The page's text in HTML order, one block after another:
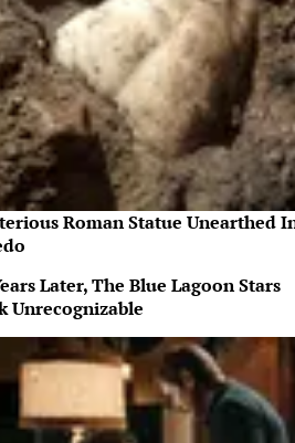
Roman Statue Unearthed
Later, The Blue Lagoon Stars
Unrecognizable